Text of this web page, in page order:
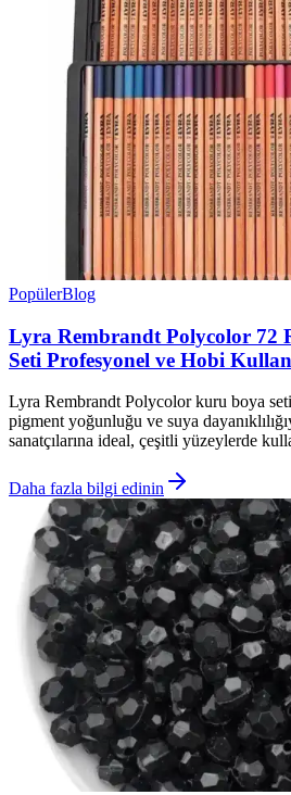
PopülerBlog
Lyra Rembrandt Polycolor 72
Seti Profesyonel ve Hobi
Lyra Rembrandt Polycolor kuru boya
pigment yoğunluğu ve suya
sanatçılarına ideal, çeşitli yüzeylerde
Daha fazla bilgi edinin